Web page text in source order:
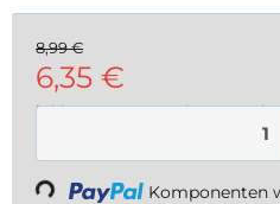
8,99 €
6,35 €
inkl. 19% USt. , zzgl.Versand
Komponenten